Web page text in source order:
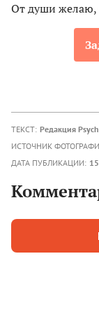
От души желаю,
ТЕКСТ: Редакция
ИСТОЧНИК
ДАТА ПУБЛИКАЦИИ: